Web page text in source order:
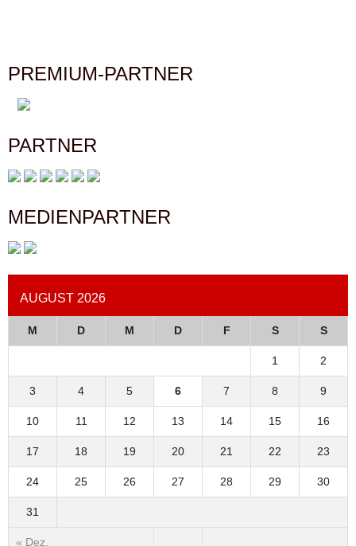
PREMIUM-PARTNER
PARTNER
MEDIENPARTNER
AUGUST 2026
M D M D F S S
« Dez.
1 2
3 4 5 6 7 8 9
10 11 12 13 14 15 16
17 18 19 20 21 22 23
24 25 26 27 28 29 30
31